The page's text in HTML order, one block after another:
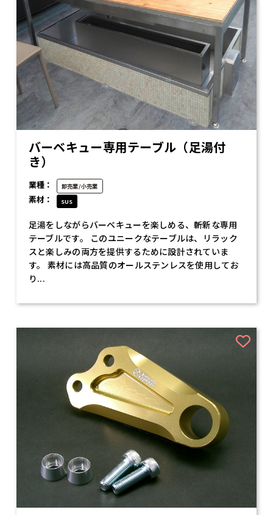
バーベキュー専用テーブル（足湯付
き）
業種： 卸売業/小売業
素材： SUS
足湯をしながらバーベキューを楽しめる、斬新な専用
テーブルです。 このユニークなテーブルは、リラック
スと楽しみの両方を提供するために設計されていま
す。 素材には高品質のオールステンレスを使用してお
り...